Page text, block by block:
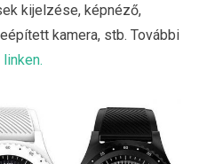
kijelzése, képnéző,
kamera, stb. További